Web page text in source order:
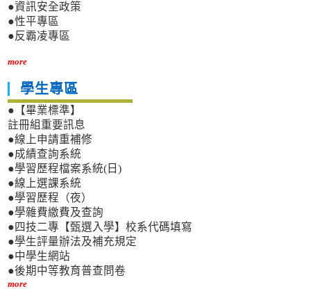
●資訊安全政策
●性平專區
●反霸凌專區
more
學生專區
●【畢業標準】
註冊組重要訊息
●線上申請重補修
●成績查詢系統
●學習歷程檔案系統(日)
●線上選課系統
●學習歷程（夜）
●學雜費繳費及查詢
●四技二專【甄選入學】校系代碼填寫
●學生評量辦法及補充規定
●中學生網站
●後期中等教育普查問卷
more